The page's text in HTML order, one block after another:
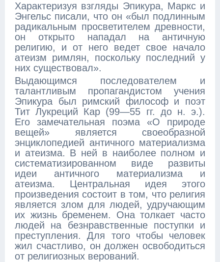
Характеризуя взгляды Эпикура, Маркс и
Энгельс писали, что он «был подлинным
радикальным просветителем древности,
он открыто нападал на античную
религию, и от него ведет свое начало
атеизм римлян, поскольку последний у
них существовал».
Выдающимся последователем и
талантливым пропагандистом учения
Эпикура был римский философ и поэт
Тит Лукреций Кар (99—55 гг. до н. э.).
Его замечательная поэма «О природе
вещей» является своеобразной
энциклопедией античного материализма
и атеизма. В ней в наиболее полном и
систематизированном виде развиты
идеи античного материализма и
атеизма. Центральная идея этого
произведения состоит в том, что религия
является злом для людей, удручающим
их жизнь бременем. Она толкает часто
людей на безнравственные поступки и
преступления. Для того чтобы человек
жил счастливо, он должен освободиться
от религиозных верований.